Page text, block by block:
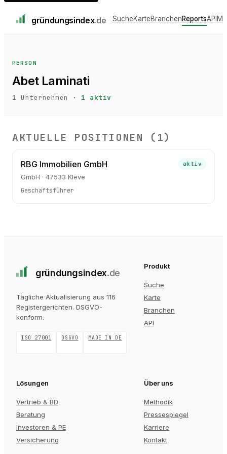
gründungsindex.de SucheKarteBranchenReportsAPI
PERSON
Abet Laminati
1 Unternehmen · 1 aktiv
AKTUELLE POSITIONEN ( 1)
RBG Immobilien GmbH
GmbH · 47533 Kleve
aktiv
Geschäftsführer
gründungsindex.de
Tägliche Aktualisierung aus 116
Registergerichten. DSGVO-
konform.
ISO 27001 DSGVO MADE IN DE
Produkt
Suche
Karte
Branchen
API
Lösungen
Vertrieb & BD
Beratung
Investoren & PE
Versicherung
Über uns
Methodik
Pressespiegel
Karriere
Kontakt